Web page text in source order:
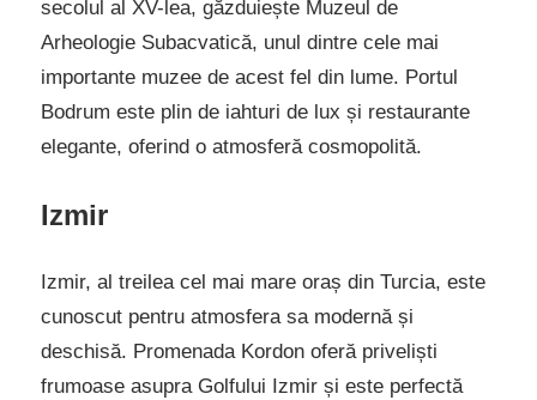
secolul al XV-lea, găzduiește Muzeul de
Arheologie Subacvatică, unul dintre cele mai
importante muzee de acest fel din lume. Portul
Bodrum este plin de iahturi de lux și restaurante
elegante, oferind o atmosferă cosmopolită.
Izmir
Izmir, al treilea cel mai mare oraș din Turcia, este
cunoscut pentru atmosfera sa modernă și
deschisă. Promenada Kordon oferă priveliști
frumoase asupra Golfului Izmir și este perfectă